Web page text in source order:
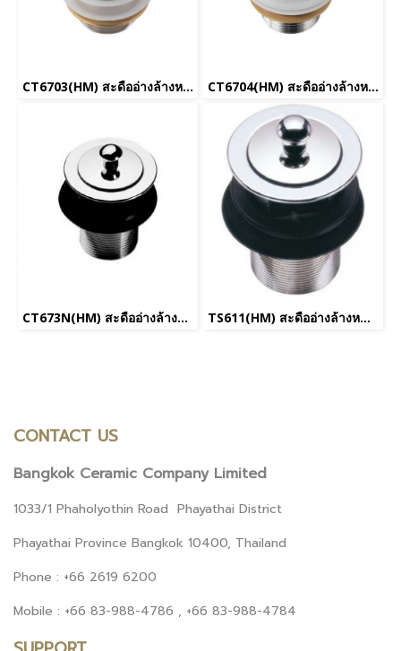
CT6703(HM) สะดืออ่างล้างหน้าแบบพลิก (มีรูน้ำล้น) CT6704(HM) สะดืออ่างล้างหน้าสเตนเลสแบบกด (มีรูน้ำล้น)
CT673N(HM) สะดืออ่างล้างหน้าแบบดึงล็อค (ไม่มีรูน้ำล้น) (ยกเลิกการขาย) TS611(HM) สะดืออ่างล้างหน้าชนิดดีงล๊อค (ยกเลิกการขาย)
CONTACT US
Bangkok Ceramic Company Limited
1033/1 Phaholyothin Road Phayathai District
Phayathai Province Bangkok 10400, Thailand
Phone : +66 2619 6200
Mobile : +66 83-988-4786 , +66 83-988-4784